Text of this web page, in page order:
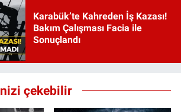
Karabük’te Kahreden İş Kazası!
Bakım Çalışması Facia ile
Sonuçlandı
çekebilir